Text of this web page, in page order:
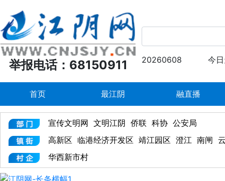
举报电话：68150911 20260608 今
首页 最江阴 融直播
宣传文明网 文明江阴 侨联 科协 公安局
高新区 临港经济开发区 靖江园区 澄江 南闸
华西新市村